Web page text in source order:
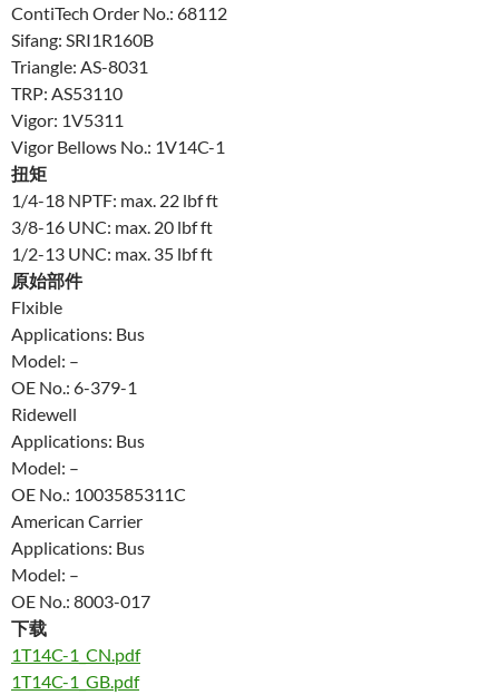
ContiTech Order No.: 68112
Sifang: SRI1R160B
Triangle: AS-8031
TRP: AS53110
Vigor: 1V5311
Vigor Bellows No.: 1V14C-1
扭矩
1/4-18 NPTF: max. 22 lbf ft
3/8-16 UNC: max. 20 lbf ft
1/2-13 UNC: max. 35 lbf ft
原始部件
Flxible
Applications: Bus
Model: –
OE No.: 6-379-1
Ridewell
Applications: Bus
Model: –
OE No.: 1003585311C
American Carrier
Applications: Bus
Model: –
OE No.: 8003-017
下载
1T14C-1_CN.pdf
1T14C-1_GB.pdf